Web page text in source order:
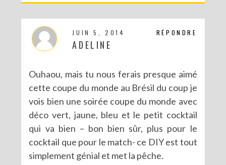
DIY : TAXIDERMISTE DE PAPIER (TROPHÉES EN ORIGAMI)
RÉPONDRE
JUIN 5, 2014
ADELINE
Ouhaou, mais tu nous ferais presque aimé
cette coupe du monde au Brésil du coup je
vois bien une soirée coupe du monde avec
déco vert, jaune, bleu et le petit cocktail
qui va bien – bon bien sûr, plus pour le
cocktail que pour le match- ce DIY est tout
simplement génial et met la pêche.